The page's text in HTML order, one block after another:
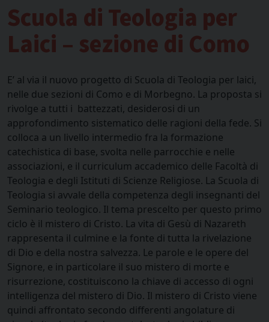
Scuola di Teologia per
Laici – sezione di Como
E’ al via il nuovo progetto di Scuola di Teologia per laici,
nelle due sezioni di Como e di Morbegno. La proposta si
rivolge a tutti i battezzati, desiderosi di un
approfondimento sistematico delle ragioni della fede. Si
colloca a un livello intermedio fra la formazione
catechistica di base, svolta nelle parrocchie e nelle
associazioni, e il curriculum accademico delle Facoltà di
Teologia e degli Istituti di Scienze Religiose. La Scuola di
Teologia si avvale della competenza degli insegnanti del
Seminario teologico. Il tema prescelto per questo primo
ciclo è il mistero di Cristo. La vita di Gesù di Nazareth
rappresenta il culmine e la fonte di tutta la rivelazione
di Dio e della nostra salvezza. Le parole e le opere del
Signore, e in particolare il suo mistero di morte e
risurrezione, costituiscono la chiave di accesso di ogni
intelligenza del mistero di Dio. Il mistero di Cristo viene
quindi affrontato secondo differenti angolature di